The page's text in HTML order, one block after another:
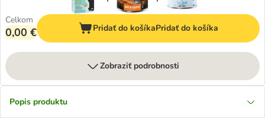
Celkom
0,00 € Pridať do košíkaPridať do košíka
Zobraziť podrobnosti
Popis produktu